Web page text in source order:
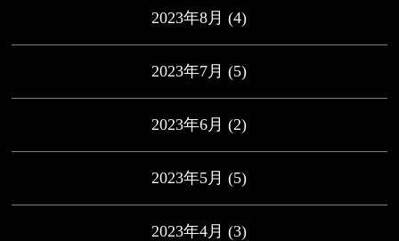
2023年8月 (4)
2023年7月 (5)
2023年6月 (2)
2023年5月 (5)
2023年4月 (3)